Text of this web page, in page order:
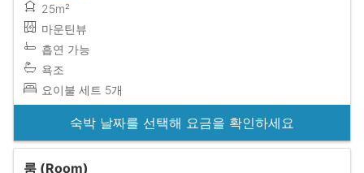
25m²
마운틴뷰
흡연 가능
욕조
요이불 세트 5개
숙박 날짜를 선택해 요금을 확인하세요
룸 (Room)